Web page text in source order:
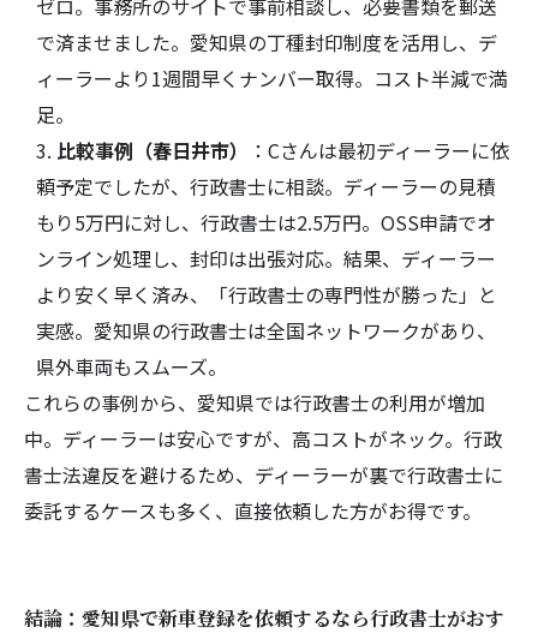
ゼロ。事務所のサイトで事前相談し、必要書類を郵送
で済ませました。愛知県の丁種封印制度を活用し、デ
ィーラーより1週間早くナンバー取得。コスト半減で満
足。
比較事例（春日井市）
：Cさんは最初ディーラーに依
頼予定でしたが、行政書士に相談。ディーラーの見積
もり5万円に対し、行政書士は2.5万円。OSS申請でオ
ンライン処理し、封印は出張対応。結果、ディーラー
より安く早く済み、「行政書士の専門性が勝った」と
実感。愛知県の行政書士は全国ネットワークがあり、
県外車両もスムーズ。
これらの事例から、愛知県では行政書士の利用が増加
中。ディーラーは安心ですが、高コストがネック。行政
書士法違反を避けるため、ディーラーが裏で行政書士に
委託するケースも多く、直接依頼した方がお得です。
結論：愛知県で新車登録を依頼するなら行政書士がおす